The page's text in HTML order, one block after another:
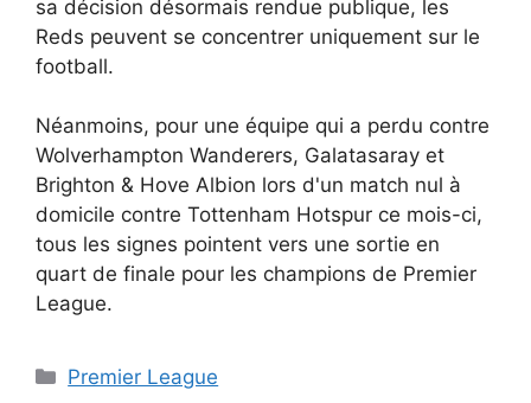
sa décision désormais rendue publique, les
Reds peuvent se concentrer uniquement sur le
football.
Néanmoins, pour une équipe qui a perdu contre
Wolverhampton Wanderers, Galatasaray et
Brighton & Hove Albion lors d'un match nul à
domicile contre Tottenham Hotspur ce mois-ci,
tous les signes pointent vers une sortie en
quart de finale pour les champions de Premier
League.
Catégories
Premier League